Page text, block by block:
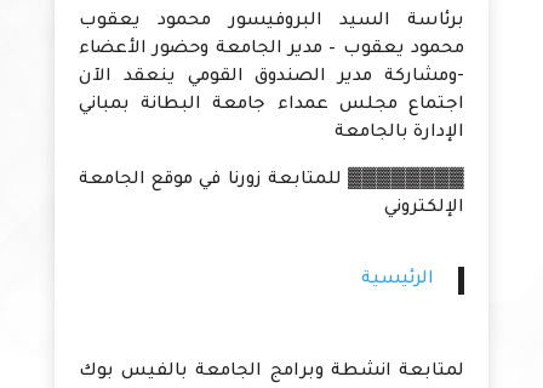
برئاسة السيد البروفيسور محمود يعقوب
محمود يعقوب – مدير الجامعة وحضور الأعضاء
-ومشاركة مدير الصندوق القومي ينعقد الآن
اجتماع مجلس عمداء جامعة البطانة بمباني
الإدارة بالجامعة
▓▓▓▓▓▓▓▓ للمتابعة زورنا في موقع الجامعة
الإلكتروني
الرئيسية
لمتابعة انشطة وبرامج الجامعة بالفيس بوك